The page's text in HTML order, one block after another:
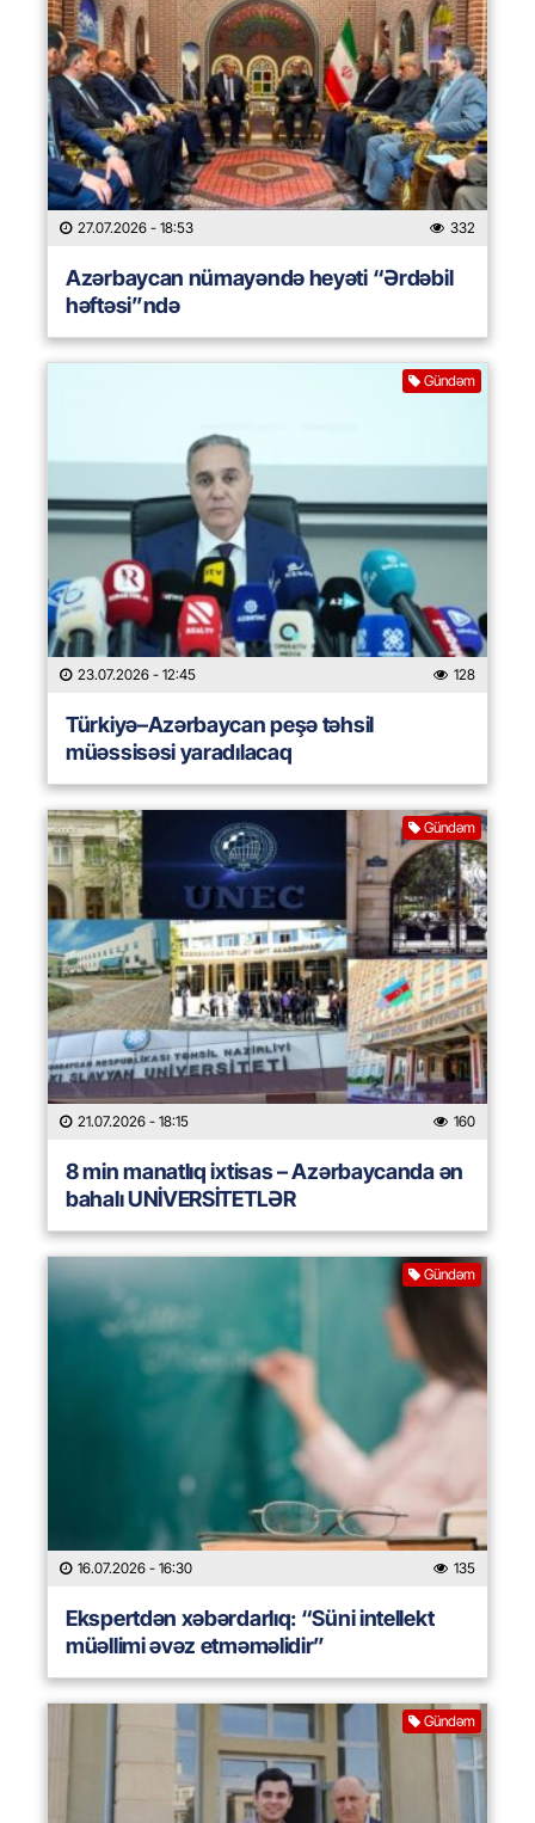
27.07.2026 - 18:53 332
Azərbaycan nümayəndə heyəti “Ərdəbil
həftəsi”ndə
Gündəm
23.07.2026 - 12:45 128
Türkiyə–Azərbaycan peşə təhsil
müəssisəsi yaradılacaq
Gündəm
21.07.2026 - 18:15 160
8 min manatlıq ixtisas – Azərbaycanda ən
bahalı UNİVERSİTETLƏR
Gündəm
16.07.2026 - 16:30 135
Ekspertdən xəbərdarlıq: “Süni intellekt
müəllimi əvəz etməməlidir”
Gündəm